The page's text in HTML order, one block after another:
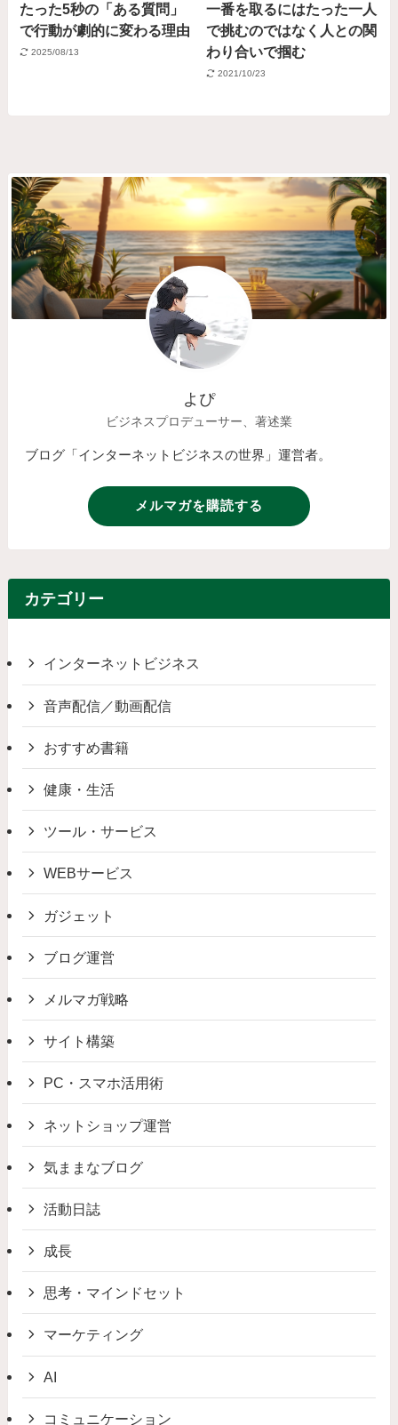
たった5秒の「ある質問」
で行動が劇的に変わる理由
2025/08/13
一番を取るにはたった一人
で挑むのではなく人との関
わり合いで掴む
2021/10/23
よぴ
ビジネスプロデューサー、著述業
ブログ「インターネットビジネスの世界」運営者。
メルマガを購読する
カテゴリー
インターネットビジネス
音声配信／動画配信
おすすめ書籍
健康・生活
ツール・サービス
WEBサービス
ガジェット
ブログ運営
メルマガ戦略
サイト構築
PC・スマホ活用術
ネットショップ運営
気ままなブログ
活動日誌
成長
思考・マインドセット
マーケティング
AI
コミュニケーション